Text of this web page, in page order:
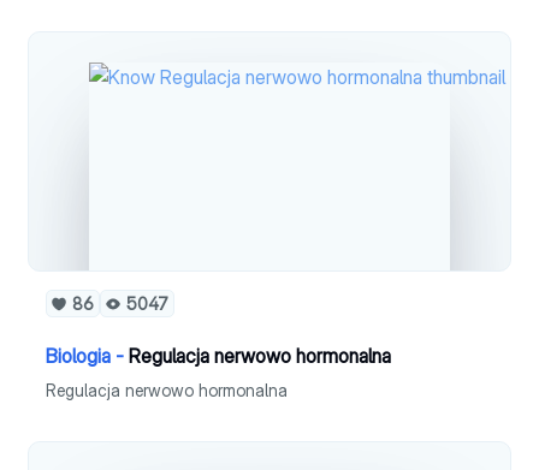
86 5047
Biologia - Regulacja nerwowo hormonalna
Regulacja nerwowo hormonalna